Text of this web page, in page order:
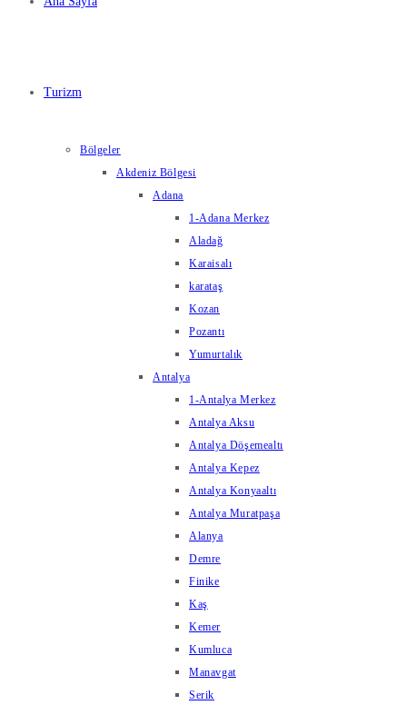
Turizm
Bölgeler
Akdeniz Bölgesi
Adana
1-Adana Merkez
Aladağ
Karaisalı
karataş
Kozan
Pozantı
Yumurtalık
Antalya
1-Antalya Merkez
Antalya Aksu
Antalya Döşemealtı
Antalya Kepez
Antalya Konyaaltı
Antalya Muratpaşa
Alanya
Demre
Finike
Kaş
Kemer
Kumluca
Manavgat
Serik